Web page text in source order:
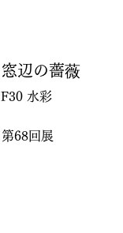
窓辺の薔薇
F30 水彩
第68回展